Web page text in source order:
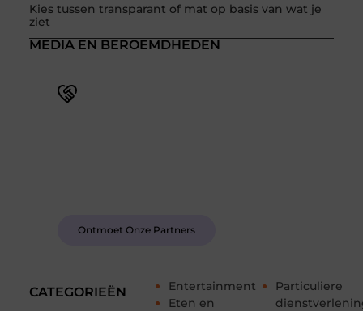
Kies tussen transparant of mat op basis van wat je
ziet
CATEGORIEËN
Entertainment
Eten en
Particuliere
MEDIA EN BEROEMDHEDEN
Ontmoet Onze Partners